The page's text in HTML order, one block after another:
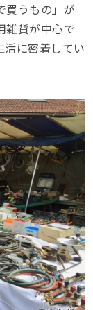
買うもの」が
雑貨が中心で
活に密着してい